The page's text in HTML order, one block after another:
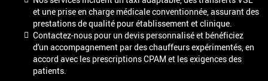
et une prise en charge médicale conventionnée, assurant des
prestations de qualité pour établissement et clinique.
Contactez-nous pour un devis personnalisé et bénéficiez
d'un accompagnement par des chauffeurs expérimentés, en
accord avec les prescriptions CPAM et les exigences des
patients.